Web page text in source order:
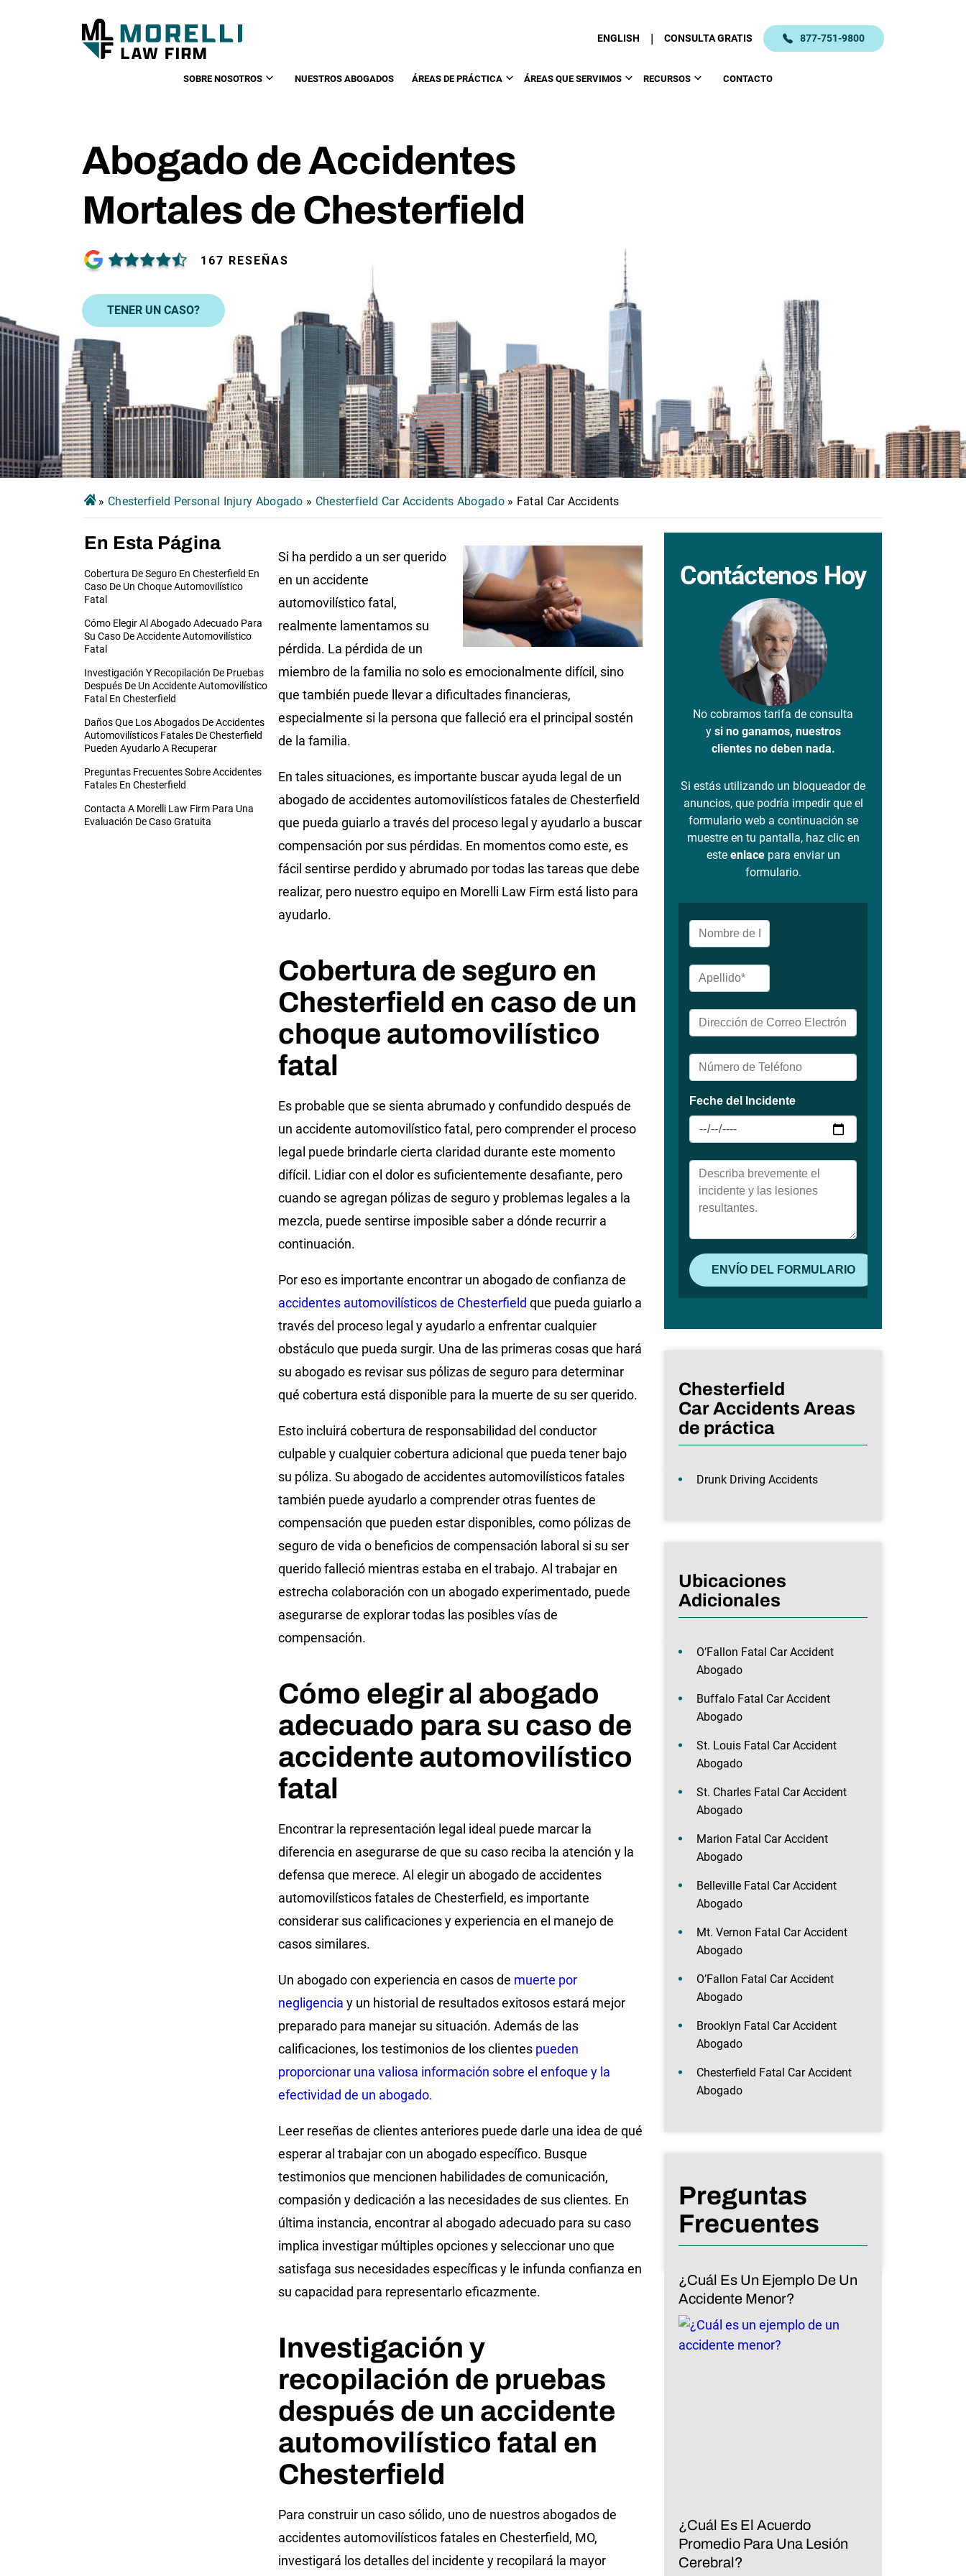
ENGLISH | CONSULTA GRATIS 877-751-9800
SOBRE NOSOTROS NUESTROS ABOGADOS ÁREAS DE PRÁCTICA ÁREAS QUE SERVIMOS RECURSOS CONTACTO
Abogado de Accidentes
Mortales de Chesterfield
167 RESEÑAS
TENER UN CASO?
» Chesterfield Personal Injury Abogado » Chesterfield Car Accidents Abogado» Fatal Car Accidents
En Esta Página
Cobertura De Seguro En Chesterfield En
Caso De Un Choque Automovilístico
Fatal
Cómo Elegir Al Abogado Adecuado Para
Su Caso De Accidente Automovilístico
Fatal
Investigación Y Recopilación De Pruebas
Después De Un Accidente Automovilístico
Fatal En Chesterfield
Daños Que Los Abogados De Accidentes
Automovilísticos Fatales De Chesterfield
Pueden Ayudarlo A Recuperar
Preguntas Frecuentes Sobre Accidentes
Fatales En Chesterfield
Contacta A Morelli Law Firm Para Una
Evaluación De Caso Gratuita
Si ha perdido a un ser querido
en un accidente
automovilístico fatal,
realmente lamentamos su
pérdida. La pérdida de un
miembro de la familia no solo es emocionalmente difícil, sino
que también puede llevar a dificultades financieras,
especialmente si la persona que falleció era el principal sostén
de la familia.
En tales situaciones, es importante buscar ayuda legal de un
abogado de accidentes automovilísticos fatales de Chesterfield
que pueda guiarlo a través del proceso legal y ayudarlo a buscar
compensación por sus pérdidas. En momentos como este, es
fácil sentirse perdido y abrumado por todas las tareas que debe
realizar, pero nuestro equipo en Morelli Law Firm está listo para
ayudarlo.
Cobertura de seguro en
Chesterfield en caso de un
choque automovilístico
fatal
Es probable que se sienta abrumado y confundido después de
un accidente automovilístico fatal, pero comprender el proceso
legal puede brindarle cierta claridad durante este momento
difícil. Lidiar con el dolor es suficientemente desafiante, pero
cuando se agregan pólizas de seguro y problemas legales a la
mezcla, puede sentirse imposible saber a dónde recurrir a
continuación.
Por eso es importante encontrar un abogado de confianza de
accidentes automovilísticos de Chesterfield que pueda guiarlo a
través del proceso legal y ayudarlo a enfrentar cualquier
obstáculo que pueda surgir. Una de las primeras cosas que hará
su abogado es revisar sus pólizas de seguro para determinar
qué cobertura está disponible para la muerte de su ser querido.
Esto incluirá cobertura de responsabilidad del conductor
culpable y cualquier cobertura adicional que pueda tener bajo
su póliza. Su abogado de accidentes automovilísticos fatales
también puede ayudarlo a comprender otras fuentes de
compensación que pueden estar disponibles, como pólizas de
seguro de vida o beneficios de compensación laboral si su ser
querido falleció mientras estaba en el trabajo. Al trabajar en
estrecha colaboración con un abogado experimentado, puede
asegurarse de explorar todas las posibles vías de
compensación.
Cómo elegir al abogado
adecuado para su caso de
accidente automovilístico
fatal
Encontrar la representación legal ideal puede marcar la
diferencia en asegurarse de que su caso reciba la atención y la
defensa que merece. Al elegir un abogado de accidentes
automovilísticos fatales de Chesterfield, es importante
considerar sus calificaciones y experiencia en el manejo de
casos similares.
Un abogado con experiencia en casos de muerte por
negligencia y un historial de resultados exitosos estará mejor
preparado para manejar su situación. Además de las
calificaciones, los testimonios de los clientes pueden
proporcionar una valiosa información sobre el enfoque y la
efectividad de un abogado.
Leer reseñas de clientes anteriores puede darle una idea de qué
esperar al trabajar con un abogado específico. Busque
testimonios que mencionen habilidades de comunicación,
compasión y dedicación a las necesidades de sus clientes. En
última instancia, encontrar al abogado adecuado para su caso
implica investigar múltiples opciones y seleccionar uno que
satisfaga sus necesidades específicas y le infunda confianza en
su capacidad para representarlo eficazmente.
Investigación y
recopilación de pruebas
después de un accidente
automovilístico fatal en
Chesterfield
Para construir un caso sólido, uno de nuestros abogados de
accidentes automovilísticos fatales en Chesterfield, MO,
investigará los detalles del incidente y recopilará la mayor
Contáctenos Hoy
No cobramos tarifa de consulta
y si no ganamos, nuestros
clientes no deben nada.
Si estás utilizando un bloqueador de
anuncios, que podría impedir que el
formulario web a continuación se
muestre en tu pantalla, haz clic en
este enlacepara enviar un
formulario.
Chesterfield
Car Accidents Areas
de práctica
Drunk Driving Accidents
Ubicaciones
Adicionales
O’Fallon Fatal Car Accident
Abogado
Buffalo Fatal Car Accident
Abogado
St. Louis Fatal Car Accident
Abogado
St. Charles Fatal Car Accident
Abogado
Marion Fatal Car Accident
Abogado
Belleville Fatal Car Accident
Abogado
Mt. Vernon Fatal Car Accident
Abogado
O’Fallon Fatal Car Accident
Abogado
Brooklyn Fatal Car Accident
Abogado
Chesterfield Fatal Car Accident
Abogado
Preguntas
Frecuentes
¿Cuál Es Un Ejemplo De Un
Accidente Menor?
¿Cuál Es El Acuerdo
Promedio Para Una Lesión
Cerebral?